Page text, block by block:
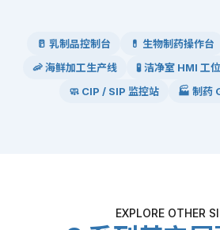
🥛 乳制品控制台 💊 生物制药操作台
🦐 海鲜加工生产线
🧪 洁净室 HMI 工位
🧼 CIP / SIP 监控站
🏭 制药
EXPLORE OTHER